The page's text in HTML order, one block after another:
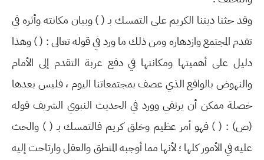
وقد حثنا ديننا الكريم على التمسك بـ ( ) وبيان مكانته وأثره في
تقدم المجتمع وازدهاره ومن ذلك ما ورد في قوله تعالى : ( ) وهذا
دليل على أهميتها ومكانتها في دفع عربة التقدم إلى الأمام
والنهوض بالواقع الذي عصف بمجتمعاتنا اليوم ، فليس بعدها
خصلة ممكن أن يرتقي وورد في الحديث النبوي الشريف قوله
(ص) : ( ) فهو أمر عظيم وخلق كريم فالتمسك بـ ( ) والحث
عليه في الأمور كلها ؛ لأنها مما أوجبه المنطق والعقل وارتاحت إليه